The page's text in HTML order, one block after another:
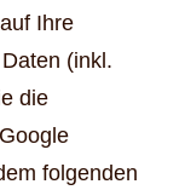
Ihre
(inkl.
die
folgenden